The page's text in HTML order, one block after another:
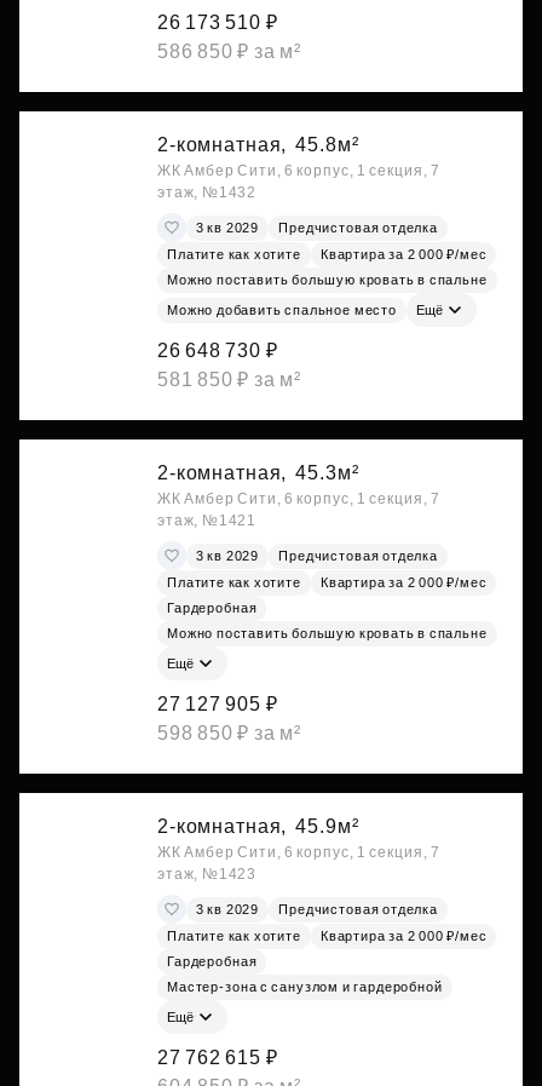
26 173 510 ₽
586 850 ₽ за м²
2-комнатная, 45.8м²
ЖК Амбер Сити, 6 корпус, 1 секция, 7
этаж, №1432
3 кв 2029
Предчистовая отделка
Платите как хотите
Квартира за 2 000 ₽/мес
Можно поставить большую кровать в спальне
Можно добавить спальное место Ещё
26 648 730 ₽
581 850 ₽ за м²
2-комнатная, 45.3м²
ЖК Амбер Сити, 6 корпус, 1 секция, 7
этаж, №1421
3 кв 2029
Предчистовая отделка
Платите как хотите
Квартира за 2 000 ₽/мес
Гардеробная
Можно поставить большую кровать в спальне
Ещё
27 127 905 ₽
598 850 ₽ за м²
2-комнатная, 45.9м²
ЖК Амбер Сити, 6 корпус, 1 секция, 7
этаж, №1423
3 кв 2029
Предчистовая отделка
Платите как хотите
Квартира за 2 000 ₽/мес
Гардеробная
Мастер-зона с санузлом и гардеробной
Ещё
27 762 615 ₽